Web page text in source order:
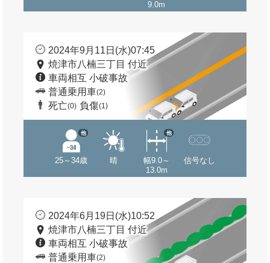
9.0m
2024年9月11日(水)07:45
焼津市八楠三丁目 付近
車両相互 小破事故
普通乗用車(2)
死亡(0) 負傷(1)
25～34歳
他
晴
幅9.0～
13.0m
他
信号なし
2024年6月19日(水)10:52
焼津市八楠三丁目 付近
車両相互 小破事故
普通乗用車(2)